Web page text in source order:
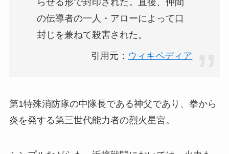
の伝導者の一人・アローによって口
封じを兼ねて殺害された。
引用元： ウィキペディア
第1特殊消防隊の中隊長である神父であり、拳から
炎を発する第三世代能力者の烈火星宮。